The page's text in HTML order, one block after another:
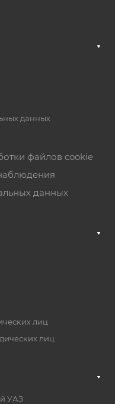
данных
файлов cookie
данных
лиц
лиц
УАЗ